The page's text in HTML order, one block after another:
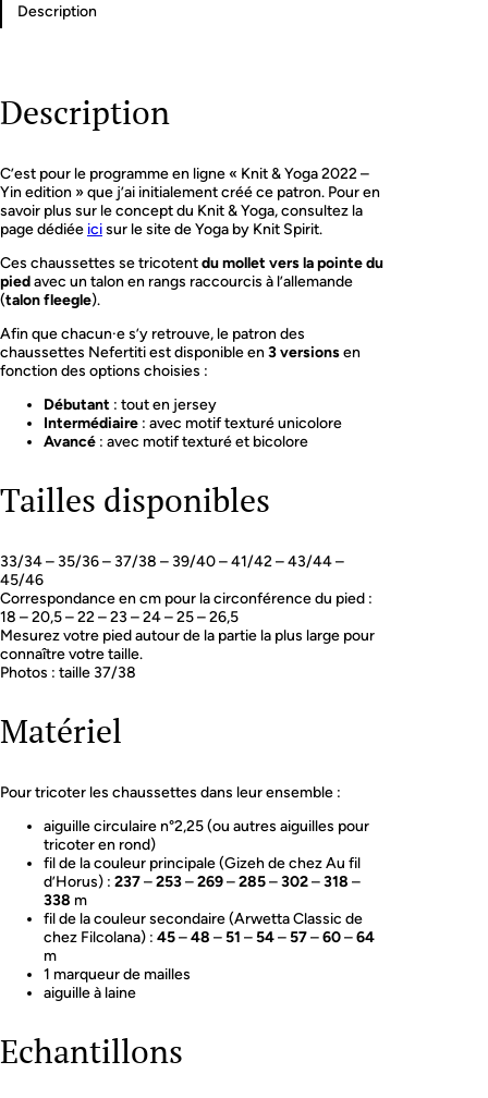
N
r
t
i
s
o
c
s
Description
Description
C’est pour le programme en ligne « Knit & Yoga 2022 –
Yin edition » que j’ai initialement créé ce patron. Pour en
savoir plus sur le concept du Knit & Yoga, consultez la
page dédiée icisur le site de Yoga by Knit Spirit.
Ces chaussettes se tricotentdu mollet vers la pointe du
piedavec un talon en rangs raccourcis à l’allemande
(talon fleegle).
Afin que chacun·e s’y retrouve, le patron des
chaussettes Nefertiti est disponible en3 versionsen
fonction des options choisies :
Débutant : tout en jersey
Intermédiaire : avec motif texturé unicolore
Avancé : avec motif texturé et bicolore
Tailles disponibles
33/34 – 35/36 – 37/38 – 39/40 – 41/42 – 43/44 –
45/46
Correspondance en cm pour la circonférence du pied :
18 – 20,5 – 22 – 23 – 24 – 25 – 26,5
Mesurez votre pied autour de la partie la plus large pour
connaître votre taille.
Photos : taille 37/38
Matériel
Pour tricoter les chaussettes dans leur ensemble :
aiguille circulaire n°2,25 (ou autres aiguilles pour
tricoter en rond)
fil de la couleur principale (Gizeh de chez Au fil
d’Horus) : 237–253–269–285–302–318 –
338 m
fil de la couleur secondaire (Arwetta Classic de
chez Filcolana) : 45–48 –51 –54–57–60–64
m
1 marqueur de mailles
aiguille à laine
Echantillons